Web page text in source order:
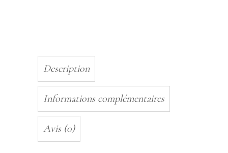
Description
Informations complémentaires
Avis (0)